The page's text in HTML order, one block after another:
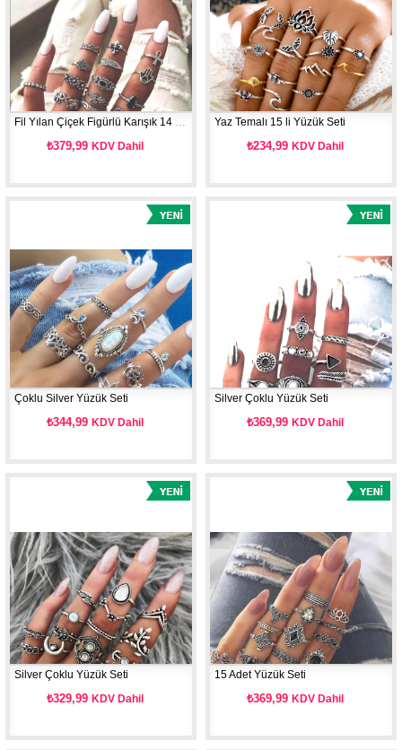
Fil Yılan Çiçek Figürlü Karışık 14 lü Yüzük Seti
₺379,99KDV Dahil
Yaz Temalı 15 li Yüzük Seti
₺234,99KDV Dahil
Çoklu Silver Yüzük Seti
₺344,99KDV Dahil
Silver Çoklu Yüzük Seti
₺369,99KDV Dahil
Silver Çoklu Yüzük Seti
₺329,99KDV Dahil
15 Adet Yüzük Seti
₺369,99KDV Dahil